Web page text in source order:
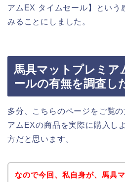
アムEX タイムセール】という
みることにしました。
馬具マットプレミア
ールの有無を調査し
多分、こちらのページをご覧
アムEXの商品を実際に購入し
方だと思います。
なので今回、私自身が、馬具